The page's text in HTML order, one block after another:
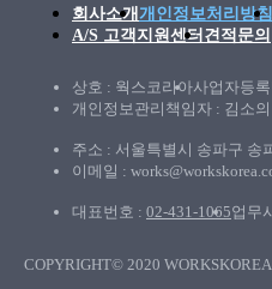
회사소개 개인정보처리방침
A/S 고객지원센터 견적문의
상호 : 웍스코리아사업자등
개인정보관리책임자 : 김소의
주소 : 서울특별시 송파구 송
이메일 :
대표번호 : 02-431-1065업무
COPYRIGHT© 2020